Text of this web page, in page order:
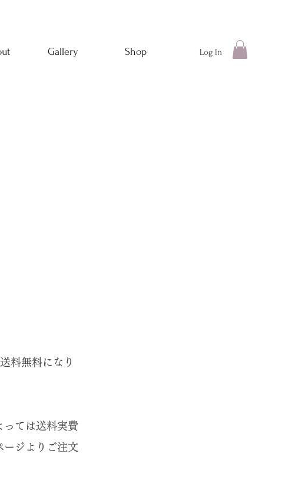
Gallery Shop Log In
料無料になり
っては送料実費
ージよりご注文